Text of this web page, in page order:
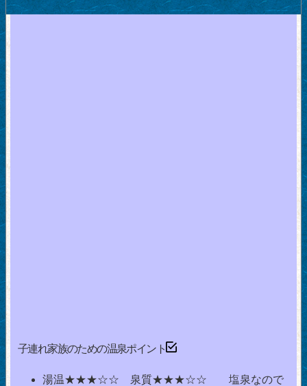
子連れ家族のための温泉ポイント
湯温★★★☆☆ 泉質★★★☆☆ 塩泉なので